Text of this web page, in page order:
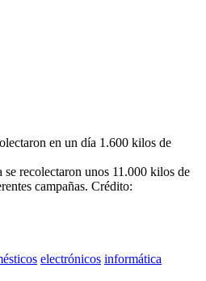
se recolectaron unos 11.000 kilos de
campañas. Crédito:
electrónicos informática